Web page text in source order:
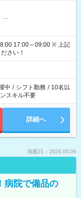
…
17:00～09:00 ※ 上記
さい！
中 / シフト勤務 / 10名以
スキル不要
詳細へ
掲載日：2026.08.04
病院で備品の